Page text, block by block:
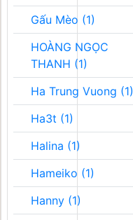
Gấu Mèo (1)
HOÀNG NGỌC
THANH (1)
Ha Trung Vuong (1)
Ha3t (1)
Halina (1)
Hameiko (1)
Hanny (1)